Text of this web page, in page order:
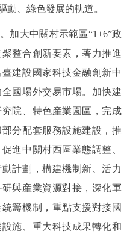
動、綠色發展的軌道。
大中關村示範區“1+6”政
整合創新要素，著力推進
建設國家科技金融創新中
國場外交易市場。加快建
院、特色産業園區，完成
分配套服務設施建設，推
進中關村西區業態調整、
計劃，構建機制新、活力
與産業資源對接，深化軍
籌機制，重點支援對接國
施、重大科技成果轉化和